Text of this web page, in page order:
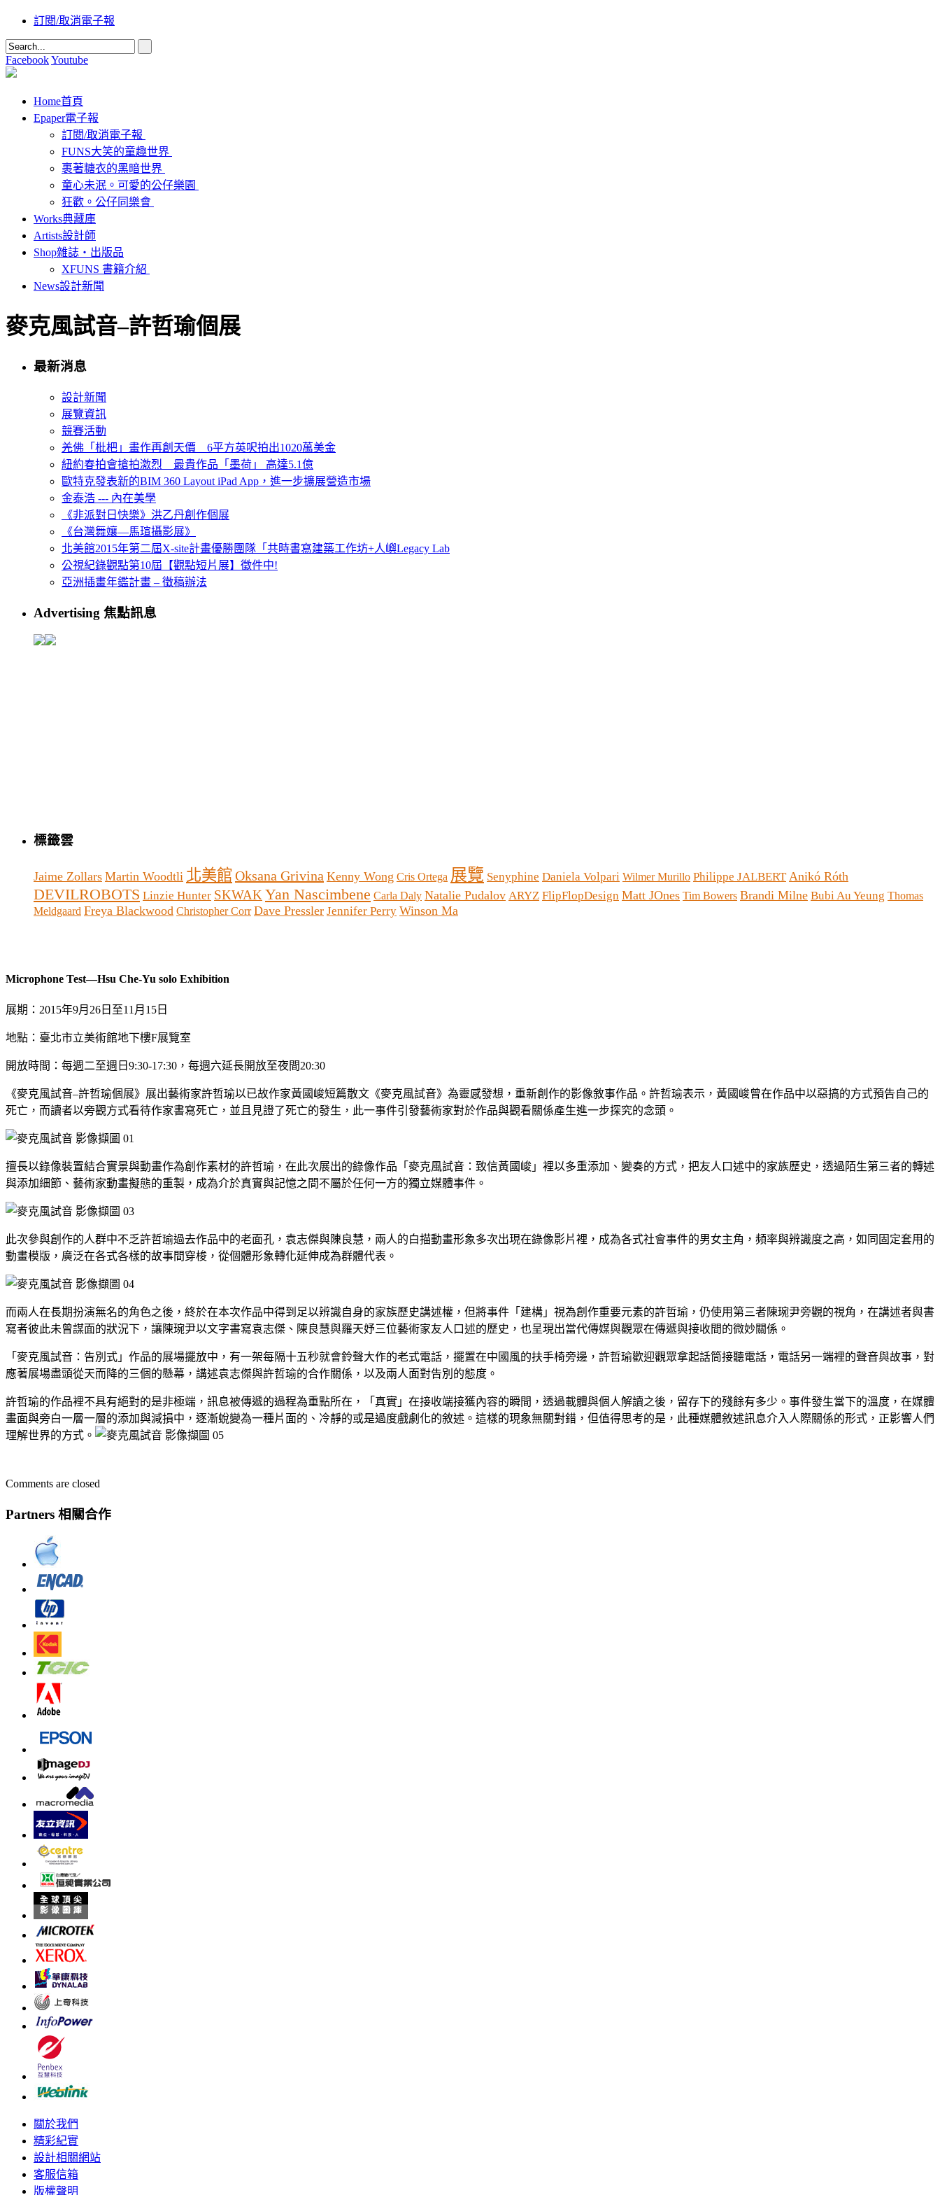
訂閱/取消電子報
FacebookYoutube
Home首頁
Epaper電子報
訂閱/取消電子報
FUNS大笑的童趣世界
裹著糖衣的黑暗世界
童心未泯。可愛的公仔樂園
狂歡。公仔同樂會
Works典藏庫
Artists設計師
Shop雜誌‧出版品
XFUNS 書籍介紹
News設計新聞
麥克風試音–許哲瑜個展
最新消息
設計新聞
展覽資訊
競賽活動
羌佛「枇杷」畫作再創天價 6平方英呎拍出1020萬美金
紐約春拍會搶拍激烈 最貴作品「墨荷」 高達5.1億
歐特克發表新的BIM 360 Layout iPad App，進一步擴展營造市場
金泰浩 --- 內在美學
《非派對日快樂》洪乙丹創作個展
《台灣舞孃—馬瑄攝影展》
北美館2015年第二屆X-site計畫優勝團隊「共時書寫建築工作坊+人嶼Legacy Lab
公視紀錄觀點第10屆【觀點短片展】徵件中!
亞洲插畫年鑑計畫 – 徵稿辦法
Advertising 焦點訊息
標籤雲
Jaime Zollars Martin Woodtli 北美館Oksana Grivina Kenny Wong Cris Ortega 展覽 Senyphine Daniela Volpari Wilmer Murillo Philippe JALBERT Anikó Róth
DEVILROBOTS Linzie Hunter SKWAKYan Nascimbene Carla Daly Natalie Pudalov ARYZ FlipFlopDesign Matt JOnes Tim Bowers Brandi Milne Bubi Au Yeung Thomas
Meldgaard Freya Blackwood Christopher Corr Dave Pressler Jennifer Perry Winson Ma
Microphone Test—Hsu Che-Yu solo Exhibition
展期：2015年9月26日至11月15日
地點：臺北市立美術館地下樓F展覽室
開放時間：每週二至週日9:30-17:30，每週六延長開放至夜間20:30
《麥克風試音–許哲瑜個展》展出藝術家許哲瑜以已故作家黃國峻短篇散文《麥克風試音》為靈感發想，重新創作的影像敘事作品。許哲瑜表示，黃國峻曾在作品中以惡搞的方式預告自己的
死亡，而讀者以旁觀方式看待作家書寫死亡，並且見證了死亡的發生，此一事件引發藝術家對於作品與觀看關係產生進一步探究的念頭。
擅長以錄像裝置結合實景與動畫作為創作素材的許哲瑜，在此次展出的錄像作品「麥克風試音：致信黃國峻」裡以多重添加、變奏的方式，把友人口述中的家族歷史，透過陌生第三者的轉述
與添加細節、藝術家動畫擬態的重製，成為介於真實與記憶之間不屬於任何一方的獨立媒體事件。
此次參與創作的人群中不乏許哲瑜過去作品中的老面孔，袁志傑與陳良慧，兩人的白描動畫形象多次出現在錄像影片裡，成為各式社會事件的男女主角，頻率與辨識度之高，如同固定套用的
動畫模版，廣泛在各式各樣的故事間穿梭，從個體形象轉化延伸成為群體代表。
而兩人在長期扮演無名的角色之後，終於在本次作品中得到足以辨識自身的家族歷史講述權，但將事件「建構」視為創作重要元素的許哲瑜，仍使用第三者陳琬尹旁觀的視角，在講述者與書
寫者彼此未曾謀面的狀況下，讓陳琬尹以文字書寫袁志傑、陳良慧與羅天妤三位藝術家友人口述的歷史，也呈現出當代傳媒與觀眾在傳遞與接收間的微妙關係。
「麥克風試音：告別式」作品的展場擺放中，有一架每隔十五秒就會鈴聲大作的老式電話，擺置在中國風的扶手椅旁邊，許哲瑜歡迎觀眾拿起話筒接聽電話，電話另一端裡的聲音與故事，對
應著展場盡頭從天而降的三個的懸幕，講述袁志傑與許哲瑜的合作關係，以及兩人面對告別的態度。
許哲瑜的作品裡不具有絕對的是非極端，訊息被傳遞的過程為重點所在，「真實」在接收端接獲內容的瞬間，透過載體與個人解讀之後，留存下的殘餘有多少。事件發生當下的溫度，在媒體
畫面與旁白一層一層的添加與減損中，逐漸蛻變為一種片面的、冷靜的或是過度戲劇化的敘述。這樣的現象無關對錯，但值得思考的是，此種媒體敘述訊息介入人際關係的形式，正影響人們
理解世界的方式。
Comments are closed
Partners 相關合作
關於我們
精彩紀實
設計相關網站
客服信箱
版權聲明